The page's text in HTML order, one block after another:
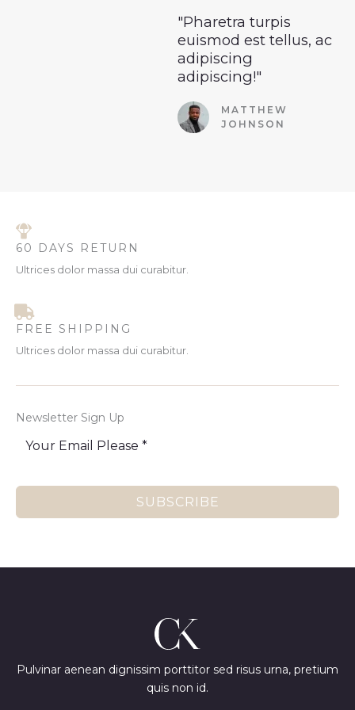
"Pharetra turpis
euismod est tellus, ac
adipiscing
adipiscing!"
MATTHEW
JOHNSON
60 DAYS RETURN
Ultrices dolor massa dui curabitur.
FREE SHIPPING
Ultrices dolor massa dui curabitur.
Newsletter Sign Up
SUBSCRIBE
Pulvinar aenean dignissim porttitor sed risus urna, pretium
quis non id.